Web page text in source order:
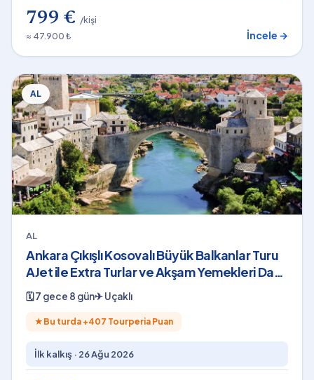
799 € /kişi
≈ 47.900 ₺
İncele →
AL
AL
Ankara Çıkışlı Kosovalı Büyük Balkanlar Turu
AJet ile Extra Turlar ve Akşam Yemekleri Dahil
SJJ-SJJ
🗓7 gece 8 gün✈Uçaklı
★ Bu turda +407 Tourperia Puan
İlk kalkış · 26 Ağu 2026